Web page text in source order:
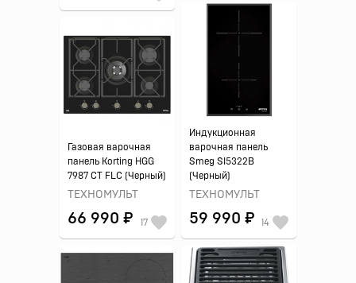
Индукционная
варочная панель
Smeg SI5322B
(Черный)
ТЕХНОМУЛЬТ
59 990 ₽ 14
Газовая варочная
панель Korting HGG
7987 CT FLC (Черный)
ТЕХНОМУЛЬТ
66 990 ₽ 17